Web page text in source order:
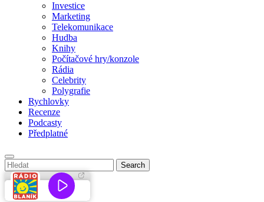
Investice
Marketing
Telekomunikace
Hudba
Knihy
Počítačové hry/konzole
Rádia
Celebrity
Polygrafie
Rychlovky
Recenze
Podcasty
Předplatné